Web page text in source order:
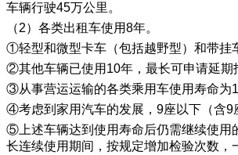
车辆行驶45万公里。
（2）各类出租车使用8年。
①轻型和微型卡车（包括越野型）和带挂
②其他车辆已使用10年，最长可申请延期
③从事营运运输的各类乘用车使用寿命为
④考虑到家用汽车的发展，9座以下（含9
⑤上述车辆达到使用寿命后仍需继续使用
长连续使用期间，按规定增加检验次数，